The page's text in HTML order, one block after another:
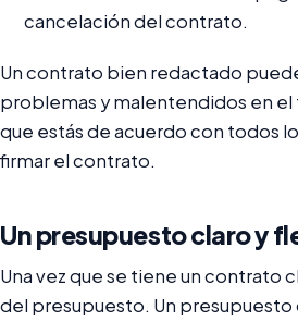
cancelación del contrato.
Un contrato bien redactado
problemas y malentendidos en
que estás de acuerdo con todos
firmar el contrato.
Un presupuesto claro y
Una vez que se tiene un contrato
del presupuesto. Un presupuesto